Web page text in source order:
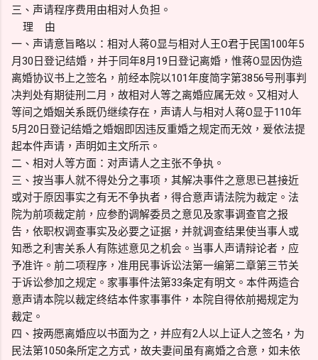
三、声请程序费用由相对人负担。
理 由
一、声请意旨略以：相对人蒋O显与相对人王O君于民国100年5
月30日登记结婚，并于同年8月19日登记离婚，惟蒋O显因伪造
离婚协议书上之签名，前经本院以101年度简字第3856号刑事判
决判处有期徒刑二月，故相对人等之离婚应属无效。又相对人
等间之婚姻关系既仍继续存在，声请人与相对人蒋O显于110年
5月20日登记结婚之婚姻即因违反重婚之规定而无效，爰依法提
起本件声请，声明如主文所示。
二、相对人等方面：对声请人之主张不争执。
三、按当事人就不得处分之事项，其解决事件之意思已甚接近
或对于原因事实之有无不争执者，得合意声请法院为裁定。法
院为前项裁定前，应参酌调解委员之意见及家事调查官之报
告，依职权调查事实及必要之证据，并就调查结果使当事人或
知悉之利害关系人有陈述意见之机会。当事人声请辩论者，应
予准许。前二项程序，准用民事诉讼法第一编第二章第三节关
于诉讼参加之规定。家事事件法第33条定有明文。本件两造合
意声请本院以裁定终结本件家事事件，本院自得依前揭规定为
裁定。
四、按两愿离婚应以书面为之，并应有2人以上证人之签名，为
民法第1050条所定之方式，故夫妻间虽有离婚之合意，如未依